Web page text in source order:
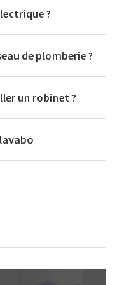
?
de plomberie ?
un robinet ?